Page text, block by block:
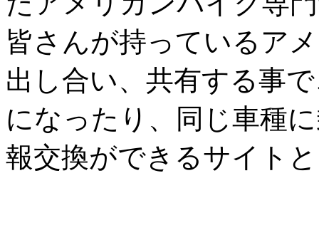
皆さんが持っているア
出し合い、共有する事
になったり、同じ車種
報交換ができるサイト